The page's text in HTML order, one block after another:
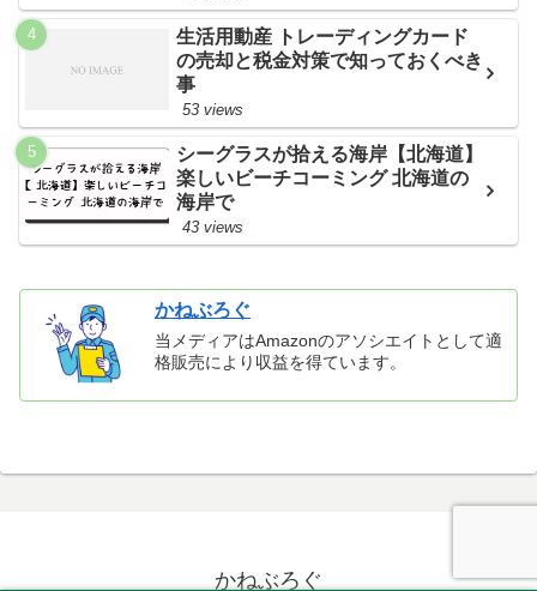
生活用動産 トレーディングカード
の売却と税金対策で知っておくべき
事
53 views
シーグラスが拾える海岸【北海道】
楽しいビーチコーミング 北海道の
海岸で
43 views
かねぶろぐ
当メディアはAmazonのアソシエイトとして適
格販売により収益を得ています。
かねぶろぐ